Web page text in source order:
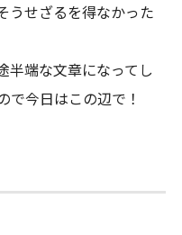
うせざるを得なかった
半端な文章になってし
で今日はこの辺で！